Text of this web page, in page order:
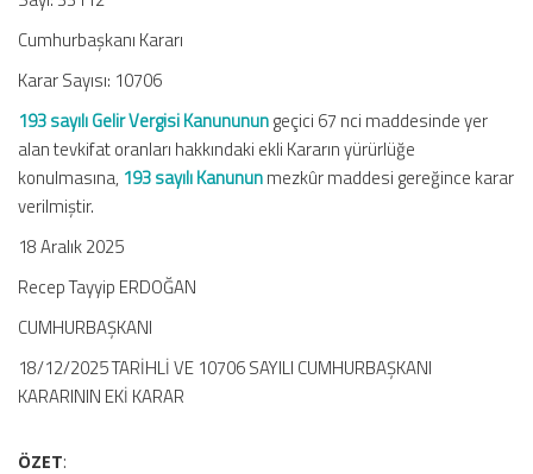
Cumhurbaşkanı Kararı
Karar Sayısı: 10706
193 sayılı Gelir Vergisi Kanununungeçici 67 nci maddesinde yer
alan tevkifat oranları hakkındaki ekli Kararın yürürlüğe
konulmasına, 193 sayılı Kanununmezkûr maddesi gereğince karar
verilmiştir.
18 Aralık 2025
Recep Tayyip ERDOĞAN
CUMHURBAŞKANI
18/12/2025 TARİHLİ VE 10706 SAYILI CUMHURBAŞKANI
KARARININ EKİ KARAR
ÖZET: